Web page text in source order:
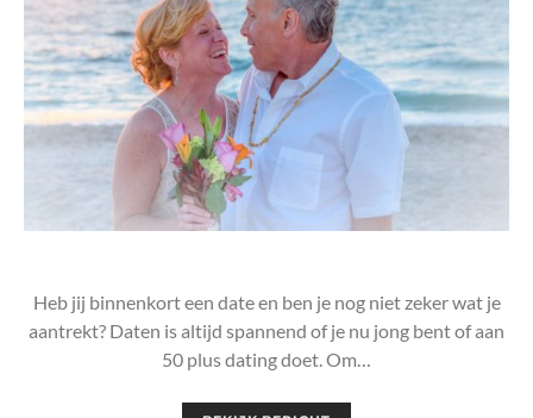
Heb jij binnenkort een date en ben je nog niet zeker wat je
aantrekt? Daten is altijd spannend of je nu jong bent of aan
50 plus dating doet. Om…